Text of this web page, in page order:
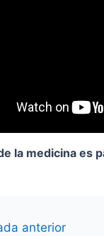
la medicina es
anterior